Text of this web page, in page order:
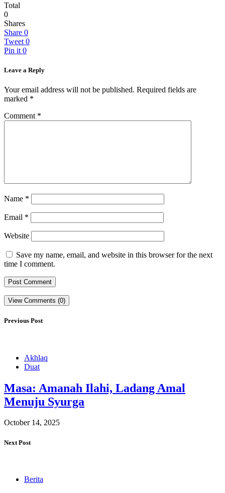
Total
0
Shares
Share 0
Tweet 0
Pin it 0
Leave a Reply
Your email address will not be published. Required fields are
marked *
Comment *
Name *
Email *
Website
Save my name, email, and website in this browser for the next
time I comment.
View Comments (0)
Previous Post
Akhlaq
Duat
Masa: Amanah Ilahi, Ladang Amal
Menuju Syurga
October 14, 2025
Next Post
Berita